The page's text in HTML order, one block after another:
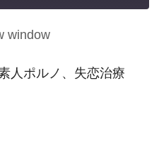
window
人ポルノ、失恋治療